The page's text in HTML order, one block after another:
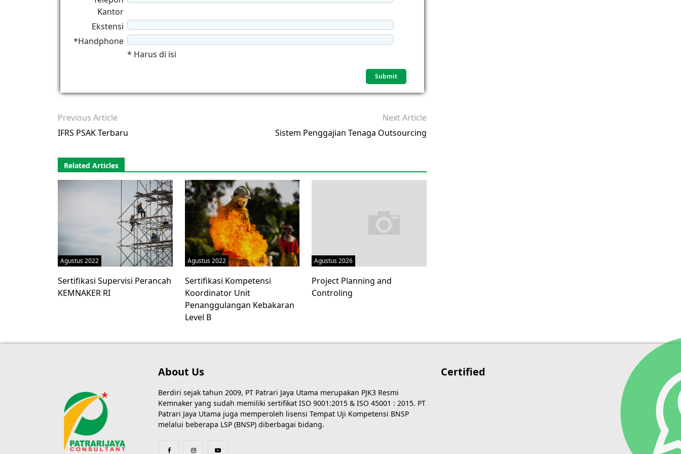
Kantor
Ekstensi
*Handphone
* Harus di isi
Previous Article
IFRS PSAK Terbaru
Next Article
Sistem Penggajian Tenaga Outsourcing
Related Articles
Agustus 2022
Sertifikasi Supervisi Perancah
KEMNAKER RI
Agustus 2022
Sertifikasi Kompetensi
Koordinator Unit
Penanggulangan Kebakaran
Level B
Agustus 2026
Project Planning and
Controling
About Us
Berdiri sejak tahun 2009, PT Patrari Jaya Utama merupakan PJK3 Resmi
Kemnaker yang sudah memiliki sertifikat ISO 9001:2015 & ISO 45001 : 2015. PT
Patrari Jaya Utama juga memperoleh lisensi Tempat Uji Kompetensi BNSP
melalui beberapa LSP (BNSP) diberbagai bidang.
Certified